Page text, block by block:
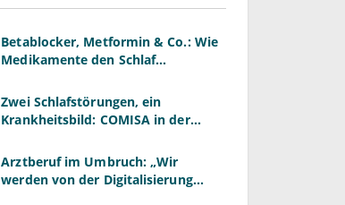
Betablocker, Metformin & Co.: Wie
Medikamente den Schlaf
Zwei Schlafstörungen, ein
Krankheitsbild: COMISA in der
Arztberuf im Umbruch: „Wir
werden von der Digitalisierung